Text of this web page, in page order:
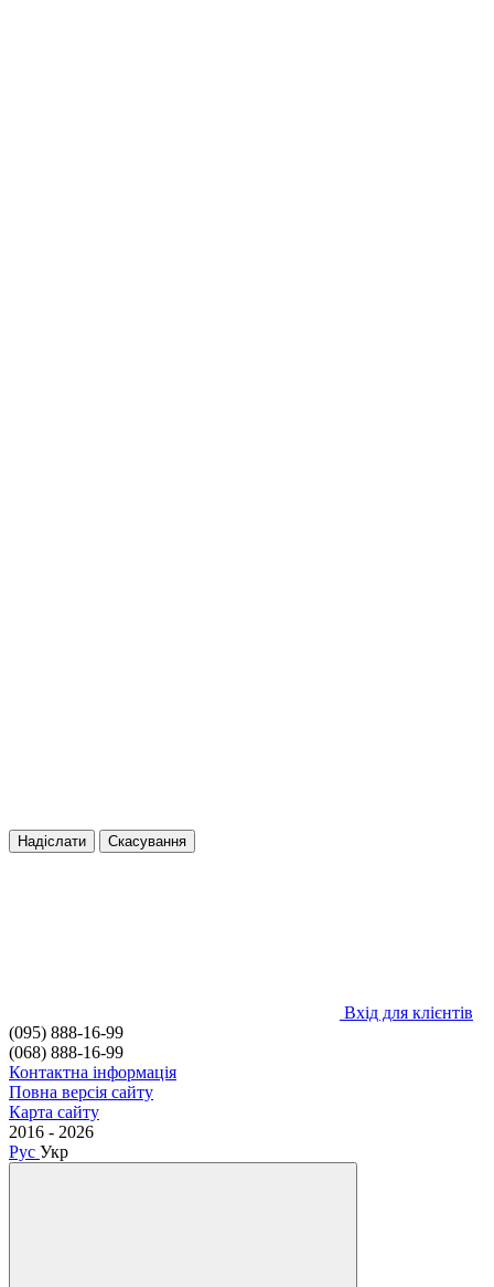
Надіслати Скасування
Вхід для клієнтів
(095) 888-16-99
(068) 888-16-99
Контактна інформація
Повна версія сайту
Карта сайту
2016 - 2026
Рус Укр